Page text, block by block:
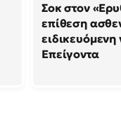
Σοκ στον
επίθεση
Επείγοντα